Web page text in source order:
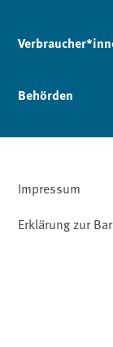
Behörden
Impressum
Erklärung zur